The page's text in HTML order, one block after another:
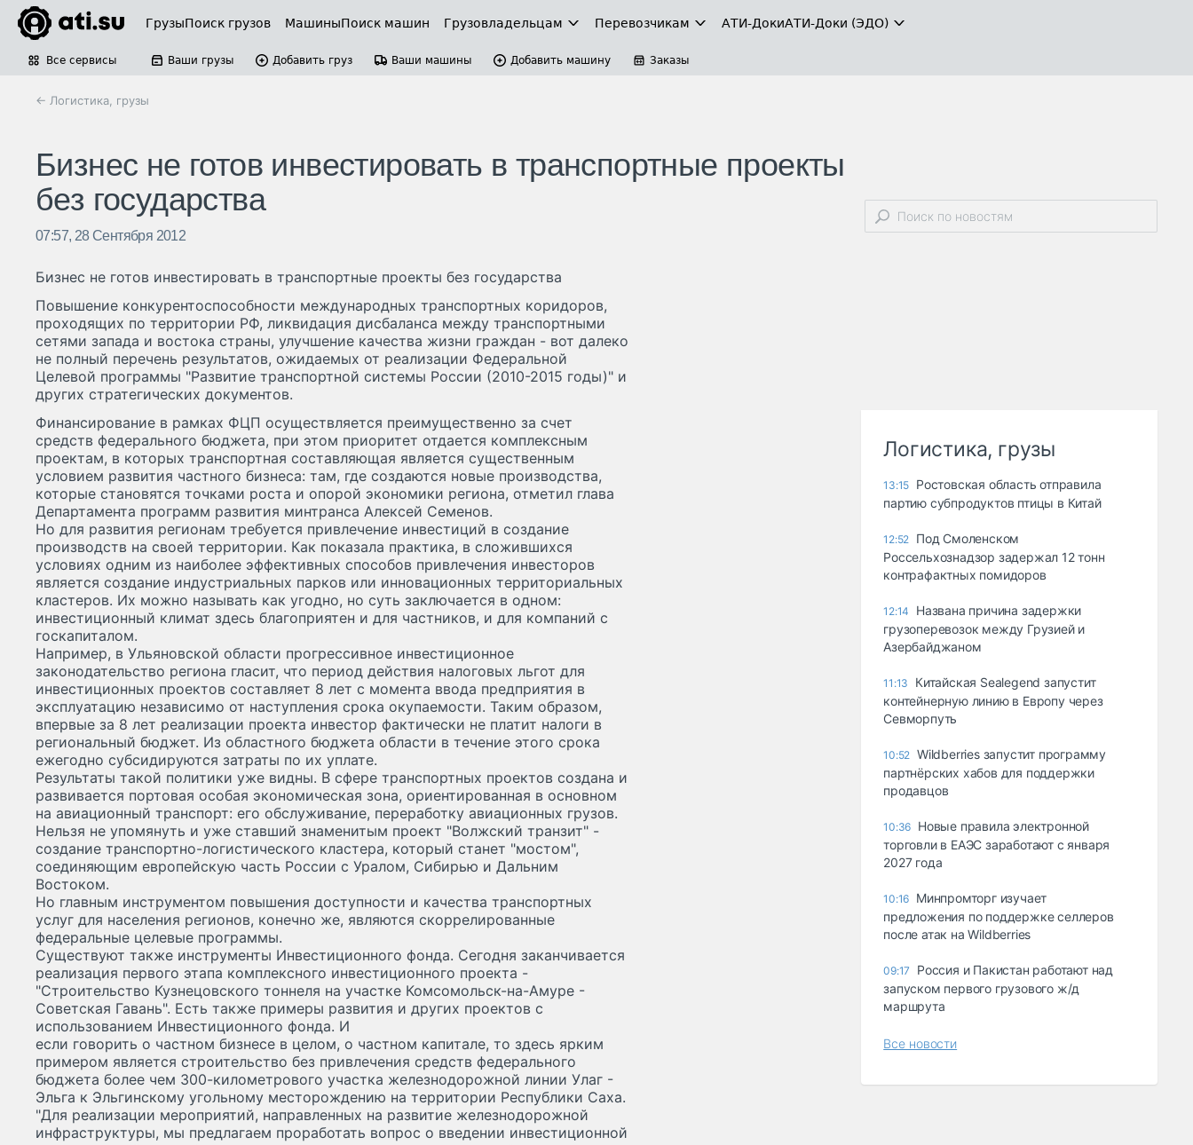
ГрузыПоиск грузов МашиныПоиск машин Грузовладельцам Перевозчикам АТИ-ДокиАТИ-Доки (ЭДО)
Все сервисы Ваши грузы Добавить груз Ваши машины Добавить машину Заказы
← Логистика, грузы
Бизнес не готов инвестировать в транспортные проекты
без государства
07:57, 28 Сентября 2012
Бизнес не готов инвестировать в транспортные проекты без государства
Повышение конкурентоспособности международных транспортных коридоров,
проходящих по территории РФ, ликвидация дисбаланса между транспортными
сетями запада и востока страны, улучшение качества жизни граждан - вот далеко
не полный перечень результатов, ожидаемых от реализации Федеральной
Целевой программы "Развитие транспортной системы России (2010-2015 годы)" и
других стратегических документов.
Финансирование в рамках ФЦП осуществляется преимущественно за счет
средств федерального бюджета, при этом приоритет отдается комплексным
проектам, в которых транспортная составляющая является существенным
условием развития частного бизнеса: там, где создаются новые производства,
которые становятся точками роста и опорой экономики региона, отметил глава
Департамента программ развития минтранса Алексей Семенов.
Но для развития регионам требуется привлечение инвестиций в создание
производств на своей территории. Как показала практика, в сложившихся
условиях одним из наиболее эффективных способов привлечения инвесторов
является создание индустриальных парков или инновационных территориальных
кластеров. Их можно называть как угодно, но суть заключается в одном:
инвестиционный климат здесь благоприятен и для частников, и для компаний с
госкапиталом.
Например, в Ульяновской области прогрессивное инвестиционное
законодательство региона гласит, что период действия налоговых льгот для
инвестиционных проектов составляет 8 лет с момента ввода предприятия в
эксплуатацию независимо от наступления срока окупаемости. Таким образом,
впервые за 8 лет реализации проекта инвестор фактически не платит налоги в
региональный бюджет. Из областного бюджета области в течение этого срока
ежегодно субсидируются затраты по их уплате.
Результаты такой политики уже видны. В сфере транспортных проектов создана и
развивается портовая особая экономическая зона, ориентированная в основном
на авиационный транспорт: его обслуживание, переработку авиационных грузов.
Нельзя не упомянуть и уже ставший знаменитым проект "Волжский транзит" -
создание транспортно-логистического кластера, который станет "мостом",
соединяющим европейскую часть России с Уралом, Сибирью и Дальним
Востоком.
Но главным инструментом повышения доступности и качества транспортных
услуг для населения регионов, конечно же, являются скоррелированные
федеральные целевые программы.
Существуют также инструменты Инвестиционного фонда. Сегодня заканчивается
реализация первого этапа комплексного инвестиционного проекта -
"Строительство Кузнецовского тоннеля на участке Комсомольск-на-Амуре -
Советская Гавань". Есть также примеры развития и других проектов с
использованием Инвестиционного фонда. И
если говорить о частном бизнесе в целом, о частном капитале, то здесь ярким
примером является строительство без привлечения средств федерального
бюджета более чем 300-километрового участка железнодорожной линии Улаг -
Эльга к Эльгинскому угольному месторождению на территории Республики Саха.
"Для реализации мероприятий, направленных на развитие железнодорожной
инфраструктуры, мы предлагаем проработать вопрос о введении инвестиционной
Логистика, грузы
13:15 Ростовская область отправила
партию субпродуктов птицы в Китай
12:52 Под Смоленском
Россельхознадзор задержал 12 тонн
контрафактных помидоров
12:14
Названа причина задержки
грузоперевозок между Грузией и
Азербайджаном
11:13
Китайская Sealegend запустит
контейнерную линию в Европу через
Севморпуть
10:52 Wildberries запустит программу
партнёрских хабов для поддержки
продавцов
10:36 Новые правила электронной
торговли в ЕАЭС заработают с января
2027 года
10:16 Минпромторг изучает
предложения по поддержке селлеров
после атак на Wildberries
09:17
Россия и Пакистан работают над
запуском первого грузового ж/д
маршрута
Все новости